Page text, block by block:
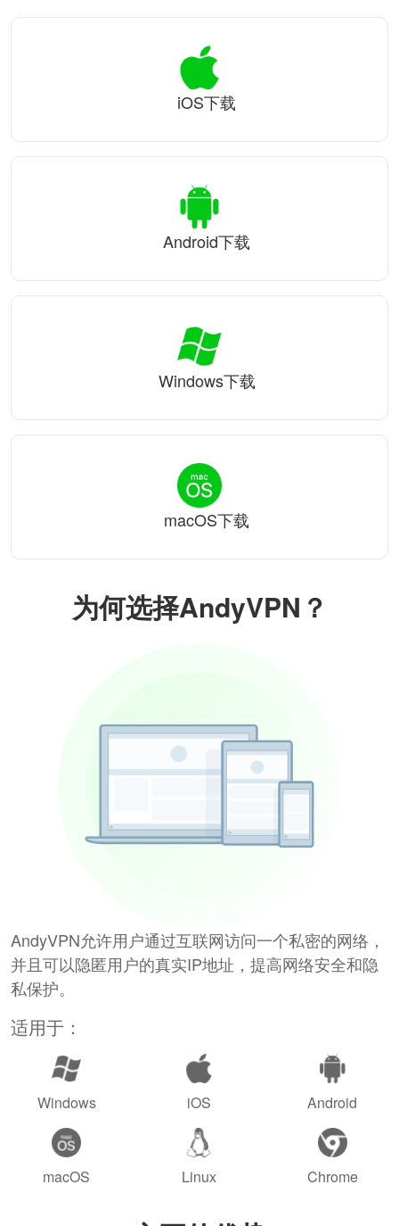
为何选择AndyVPN？
AndyVPN允许用户通过互联网访问一个私密的网络，
并且可以隐匿用户的真实IP地址，提高网络安全和隐
私保护。
适用于：
Windows iOS Android
macOS Linux Chrome
iOS下载
Android下载
Windows下载
macOS下载